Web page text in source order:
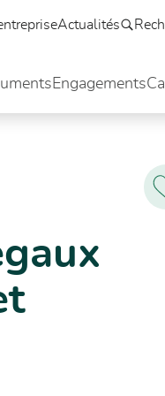
Actualités
Engagements